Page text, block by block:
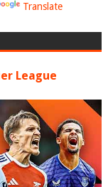
Translate
League